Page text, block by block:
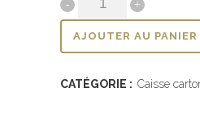
AJOUTER AU PANIER
CATÉGORIE : Caisse